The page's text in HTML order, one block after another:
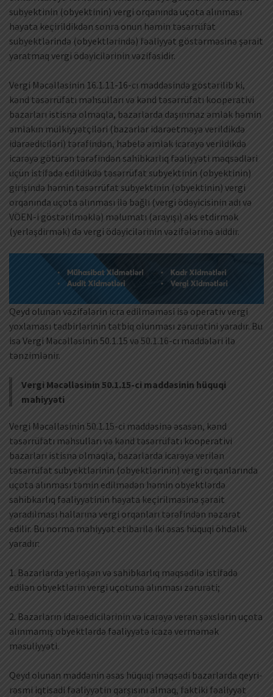
subyektinin (obyektinin) vergi orqanında uçota alınması
həyata keçirildikdən sonra onun həmin təsərrüfat
subyektlərində (obyektlərində) fəaliyyət göstərməsinə şərait
yaratmaq vergi ödəyicilərinin vəzifəsidir.
Vergi Məcəlləsinin 16.1.11-16-cı maddəsində göstərilib ki,
kənd təsərrüfatı məhsulları və kənd təsərrüfatı kooperativi
bazarları istisna olmaqla, bazarlarda daşınmaz əmlak həmin
əmlakın mülkiyyətçiləri (bazarlar idarəetməyə verildikdə
idarəediciləri) tərəfindən, habelə əmlak icarəyə verildikdə
icarəyə götürən tərəfindən sahibkarlıq fəaliyyəti məqsədləri
üçün istifadə edildikdə təsərrüfat subyektinin (obyektinin)
girişində həmin təsərrüfat subyektinin (obyektinin) vergi
orqanında uçota alınması ilə bağlı (vergi ödəyicisinin adı və
VÖEN-i göstərilməklə) məlumatı (arayışı) əks etdirmək
(yerləşdirmək) də vergi ödəyicilərinin vəzifələrinə aiddir.
Qeyd olunan vəzifələrin icra edilməməsi isə operativ vergi
yoxlaması tədbirlərinin tətbiq olunması zərurətini yaradır. Bu
isə Vergi Məcəlləsinin 50.1.15 və 50.1.16-cı maddələri ilə
tənzimlənir.
Vergi Məcəlləsinin 50.1.15-ci maddəsinin hüquqi
mahiyyəti
Vergi Məcəlləsinin 50.1.15-ci maddəsinə əsasən, kənd
təsərrüfatı məhsulları və kənd təsərrüfatı kooperativi
bazarları istisna olmaqla, bazarlarda icarəyə verilən
təsərrüfat subyektlərinin (obyektlərinin) vergi orqanlarında
uçota alınması təmin edilmədən həmin obyektlərdə
sahibkarlıq fəaliyyətinin həyata keçirilməsinə şərait
yaradılması hallarına vergi orqanları tərəfindən nəzarət
edilir. Bu norma mahiyyət etibarilə iki əsas hüquqi öhdəlik
yaradır:
1. Bazarlarda yerləşən və sahibkarlıq məqsədilə istifadə
edilən obyektlərin vergi uçotuna alınması zərurəti;
2. Bazarların idarəedicilərinin və icarəyə verən şəxslərin uçota
alınmamış obyektlərdə fəaliyyətə icazə verməmək
məsuliyyəti.
Qeyd olunan maddənin əsas hüquqi məqsədi bazarlarda qeyri-
rəsmi iqtisadi fəaliyyətin qarşısını almaq, faktiki fəaliyyət